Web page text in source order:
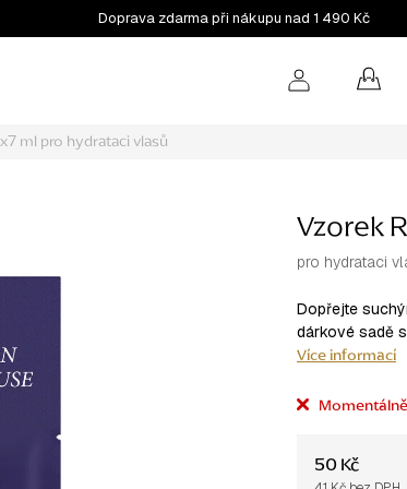
Doprava zdarma při nákupu nad 1 490 Kč
ml pro hydrataci vlasů
Vzorek
pro hydrataci
Dopřejte
dárkové sadě
Více informací
50 Kč